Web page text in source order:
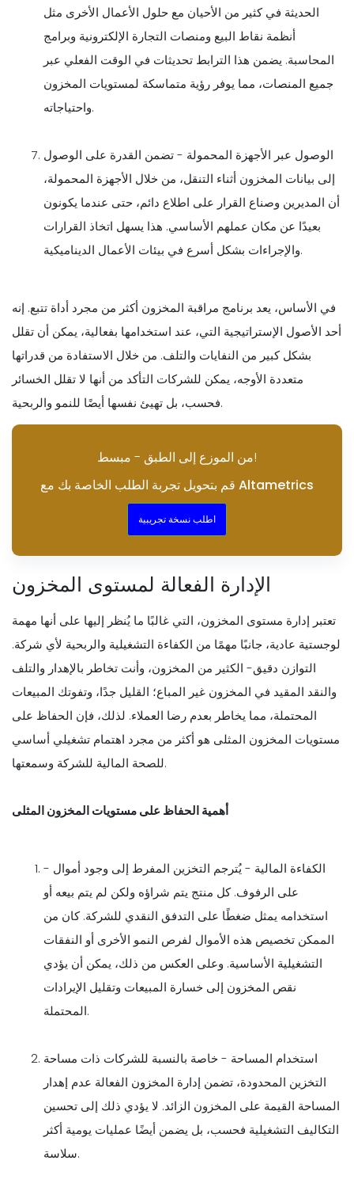
الحديثة في كثير من الأحيان مع حلول الأعمال الأخرى مثل
أنظمة نقاط البيع ومنصات التجارة الإلكترونية وبرامج
المحاسبة. يضمن هذا الترابط تحديثات في الوقت الفعلي عبر
جميع المنصات، مما يوفر رؤية متماسكة لمستويات المخزون
واحتياجاته.
الوصول عبر الأجهزة المحمولة - تضمن القدرة على الوصول
إلى بيانات المخزون أثناء التنقل، من خلال الأجهزة المحمولة،
أن المديرين وصناع القرار على اطلاع دائم، حتى عندما يكونون
بعيدًا عن مكان عملهم الأساسي. هذا يسهل اتخاذ القرارات
والإجراءات بشكل أسرع في بيئات الأعمال الديناميكية.
في الأساس، يعد برنامج مراقبة المخزون أكثر من مجرد أداة تتبع. إنه
أحد الأصول الإستراتيجية التي، عند استخدامها بفعالية، يمكن أن تقلل
بشكل كبير من النفايات والتلف. من خلال الاستفادة من قدراتها
متعددة الأوجه، يمكن للشركات التأكد من أنها لا تقلل الخسائر
فحسب، بل تهيئ نفسها أيضًا للنمو والربحية.
من الموزع إلى الطبق - مبسط!
قم بتحويل تجربة الطلب الخاصة بك مع Altametrics
اطلب نسخة تجريبية
الإدارة الفعالة لمستوى المخزون
تعتبر إدارة مستوى المخزون، التي غالبًا ما يُنظر إليها على أنها مهمة
لوجستية عادية، جانبًا مهمًا من الكفاءة التشغيلية والربحية لأي شركة.
التوازن دقيق- الكثير من المخزون، وأنت تخاطر بالإهدار والتلف
والنقد المقيد في المخزون غير المباع؛ القليل جدًا، وتفوتك المبيعات
المحتملة، مما يخاطر بعدم رضا العملاء. لذلك، فإن الحفاظ على
مستويات المخزون المثلى هو أكثر من مجرد اهتمام تشغيلي أساسي
للصحة المالية للشركة وسمعتها.
أهمية الحفاظ على مستويات المخزون المثلى
- الكفاءة المالية - يُترجم التخزين المفرط إلى وجود أموال
على الرفوف. كل منتج يتم شراؤه ولكن لم يتم بيعه أو
استخدامه يمثل ضغطًا على التدفق النقدي للشركة. كان من
الممكن تخصيص هذه الأموال لفرص النمو الأخرى أو النفقات
التشغيلية الأساسية. وعلى العكس من ذلك، يمكن أن يؤدي
نقص المخزون إلى خسارة المبيعات وتقليل الإيرادات
المحتملة.
استخدام المساحة - خاصة بالنسبة للشركات ذات مساحة
التخزين المحدودة، تضمن إدارة المخزون الفعالة عدم إهدار
المساحة القيمة على المخزون الزائد. لا يؤدي ذلك إلى تحسين
التكاليف التشغيلية فحسب، بل يضمن أيضًا عمليات يومية أكثر
سلاسة.